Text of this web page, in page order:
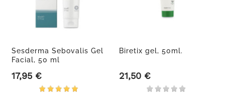
Sesderma Sebovalis Gel
Facial, 50 ml
Precio
17,95 €
Biretix gel, 50ml.
Precio
21,50 €